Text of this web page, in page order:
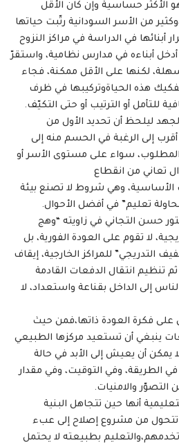
الأكثر حساسية وإن كان الأقل
من الأسر السودانية رتّبت حياتها
في الدراسة في مراكز النزوح
أبناءه في مدارس نظامية، واستقرّ
لكنها على الأقل ممكنة، فجاء
هذه الحياةوتركيبها في ظرف
للتأمل أو الترتيب أو حتى التكيّف.
ليلحظ أن تحديد الأول من
إلى الرغبة في الحسم منه إلى
سواء على مستوى الأسر أو
تعاني من انقطاع
الأساسية، وهي شروط لا تصنع بيئة
تعليم” في أفضل الأحوال.
حسن التجاني في زاويته “وهج
لا تقوم على العودة الفورية، بل
التدريجي” للمراكز الخارجية، إيقاف
ثم تنظيم انتقال الدفعات القادمة
إلى الداخل بقناعة واستعداد، لا
فكرة العودة ذاتها،فمن حيث
ينبغي أن تستعيد مركزها الطبيعي
يمكن أن يعيش إلى الأبد في حالة
في الطريقة، وفي التوقيت، وفي مقدار
التصوّر والامنيات.
أنها حين تتجاهل البنية
تتحول من مشروع إصلاح إلى عبء
بطبيعته لا يحتمل